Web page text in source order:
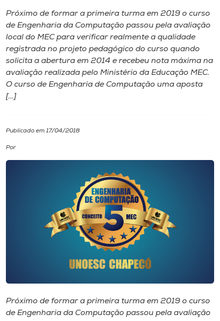
A
Unoesc
Internacionalização
I.nova
Cultura
Próximo de formar a primeira turma em 2019 o curso
de Engenharia da Computação passou pela avaliação
local do MEC para verificar realmente a qualidade
registrada no projeto pedagógico do curso quando
solicita a abertura em 2014 e recebeu nota máxima na
avaliação realizada pelo Ministério da Educação MEC.
O curso de Engenharia de Computação uma aposta
[…]
Publicado em 17/04/2018
Por
Próximo de formar a primeira turma em 2019 o curso
de Engenharia da Computação passou pela avaliação